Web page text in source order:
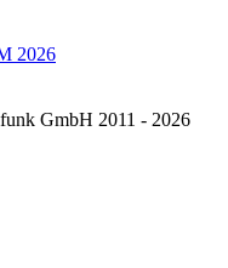
2026
GmbH 2011 - 2026